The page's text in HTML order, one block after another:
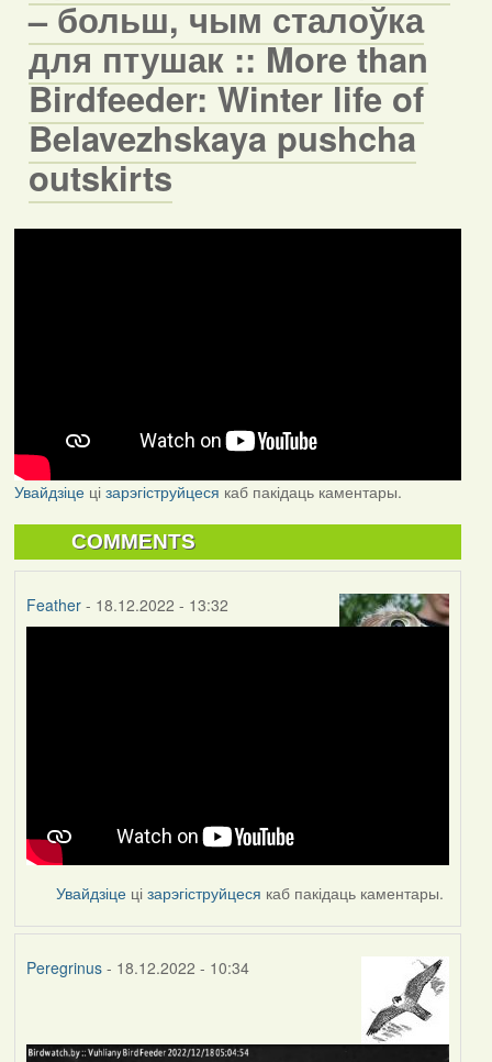
– больш, чым сталоўка
для птушак :: More than
Birdfeeder: Winter life of
Belavezhskaya pushcha
outskirts
Увайдзіцеці зарэгіструйцеся каб пакідаць каментары.
COMMENTS
Feather- 18.12.2022 - 13:32
Увайдзіце цізарэгіструйцеся каб пакідаць каментары.
Peregrinus- 18.12.2022 - 10:34